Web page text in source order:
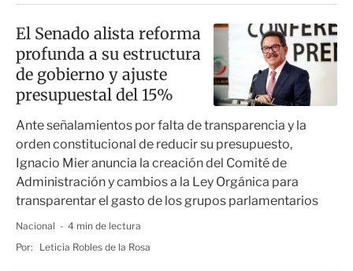
El Senado alista reforma
profunda a su estructura
de gobierno y ajuste
presupuestal del 15%
Ante señalamientos por falta de transparencia y la
orden constitucional de reducir su presupuesto,
Ignacio Mier anuncia la creación del Comité de
Administración y cambios a la Ley Orgánica para
transparentar el gasto de los grupos parlamentarios
Nacional
4 min de lectura
Por:
Leticia Robles de la Rosa